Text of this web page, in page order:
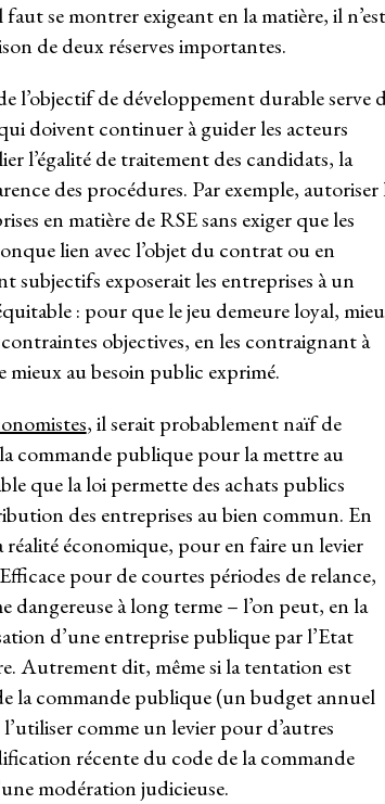
se montrer exigeant en la matière, il n’est
de deux réserves importantes.
l’objectif de développement durable serve
doivent continuer à guider les acteurs
l’égalité de traitement des candidats, la
des procédures. Par exemple, autoriser
en matière de RSE sans exiger que les
lien avec l’objet du contrat ou en
subjectifs exposerait les entreprises à un
: pour que le jeu demeure loyal,
objectives, en les contraignant à
au besoin public exprimé.
, il serait probablement naïf de
commande publique pour la mettre au
que la loi permette des achats publics
des entreprises au bien commun. En
économique, pour en faire un levier
pour de courtes périodes de relance,
à long terme – l’on peut, en la
d’une entreprise publique par l’Etat
Autrement dit, même si la tentation est
la commande publique (un budget annuel
comme un levier pour d’autres
récente du code de la commande
modération judicieuse.